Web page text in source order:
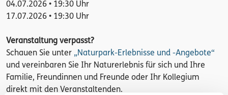
04.07.2026 • 19:30 Uhr
17.07.2026 • 19:30 Uhr
Veranstaltung verpasst?
Schauen Sie unter „Naturpark-Erlebnisse und -Angebote“
und vereinbaren Sie Ihr Naturerlebnis für sich und Ihre
Familie, Freundinnen und Freunde oder Ihr Kollegium
direkt mit den Veranstaltenden.